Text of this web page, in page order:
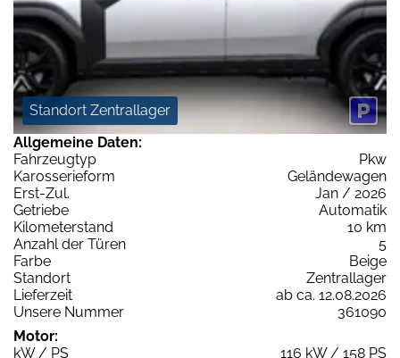
Standort Zentrallager
Allgemeine Daten:
Fahrzeugtyp
Pkw
Karosserieform
Geländewagen
Erst-Zul.
Jan / 2026
Getriebe
Automatik
Kilometerstand
10 km
Anzahl der Türen
5
Farbe
Beige
Standort
Zentrallager
Lieferzeit
ab ca. 12.08.2026
Unsere Nummer
361090
Motor:
kW / PS
116 kW / 158 PS